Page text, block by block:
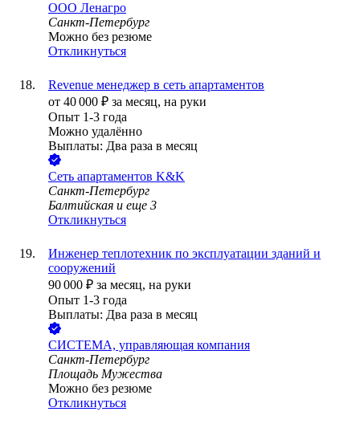
ООО Ленагро
Санкт-Петербург
Можно без резюме
Откликнуться
Revenue менеджер в сеть апартаментов
от 40 000 ₽ за месяц, на руки
Опыт 1-3 года
Можно удалённо
Выплаты: Два раза в месяц
Сеть апартаментов K&K
Санкт-Петербург
Балтийская и еще 3
Откликнуться
Инженер теплотехник по эксплуатации зданий и
сооружений
90 000 ₽ за месяц, на руки
Опыт 1-3 года
Выплаты: Два раза в месяц
СИСТЕМА, управляющая компания
Санкт-Петербург
Площадь Мужества
Можно без резюме
Откликнуться